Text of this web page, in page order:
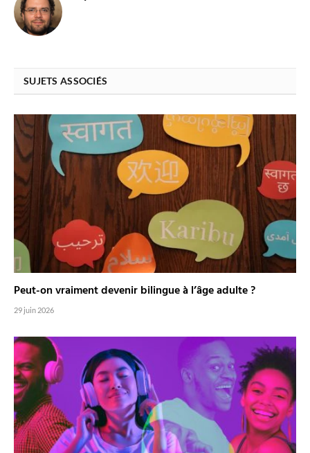
SUJETS ASSOCIÉS
Peut-on vraiment devenir bilingue à l’âge adulte ?
29 juin 2026